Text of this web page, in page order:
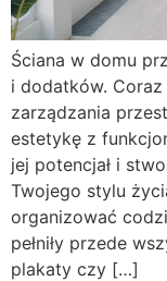
Ściana w domu
i dodatków.
zarządzania
estetykę z
jej potencjał i
Twojego stylu
organizować
pełniły przede
plakaty czy […]